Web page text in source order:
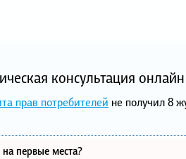
консультация
прав потребителей не получил 8
первые места?